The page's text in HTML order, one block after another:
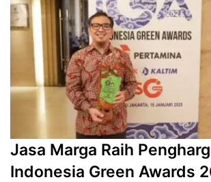
Jasa Marga Raih
Indonesia Green Awards